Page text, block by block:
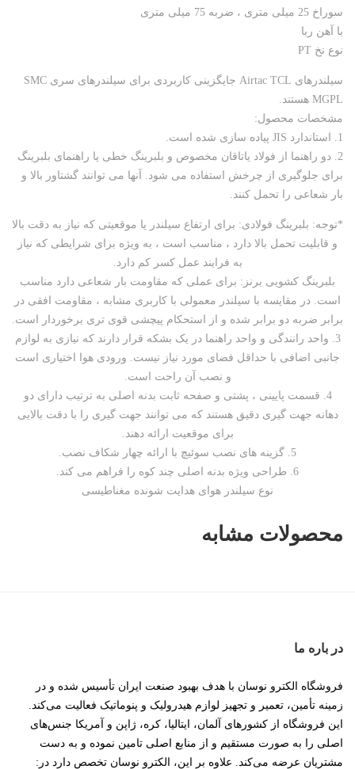
سوراخ 25 میلی متری ، ضربه 75 میلی متری
با آهن ربا
نوع نخ PT
سیلندرهای Airtac TCL جایگزینی کاربردی برای سیلندرهای سری SMC
MGPL هستند.
مشخصات محصول:
1. استاندارد JIS پیاده سازی شده است.
2. دو راهنما از فولاد یاتاقان مخصوص و بلبرینگ خطی یا راهنمای بلبرینگ
برای جلوگیری از چرخش استفاده می شود. آنها می توانند گشتاور بالا و
بار شعاعی را تحمل کنند.
*توجه: بلبرینگ فولادی: برای ارتفاع سیلندر یا موقعیتی که نیاز به دقت بالا
و قابلیت تحمل بالا دارد ، مناسب است ، به ویژه برای شرایطی که نیاز
به فرایند عمل کسر کم دارد.
بلبرینگ کشویی برنز: برای عملی که مقاومت بار شعاعی دارد مناسب
است. در مقایسه با سیلندر معمولی با کاربری مشابه ، مقاومت افقی در
برابر ضربه دو برابر شده و از استحکام پیچشی قوی تری برخوردار است.
3. واحد رانندگی و واحد راهنما در یک بشکه قرار دارند که نیازی به لوازم
جانبی اضافی با حداقل فضای مورد نیاز نیست. ورودی هوا اختیاری است
و نصب آن راحت است.
4. قسمت پایینی ، پشتی و صفحه ثابت بدنه اصلی به ترتیب دارای دو
دهانه جهت گیری دقیق هستند که می توانند جهت گیری را با دقت بالایی
برای موقعیت ارائه دهند.
5. گزینه های نصب سوئیچ با ارائه چهار شکاف نصب.
6. طراحی ویژه بدنه اصلی چند کوه را فراهم می کند.
نوع سیلندر هوای هدایت شونده مغناطیسی‌
محصولات مشابه
در باره ما
فروشگاه الکترو نوسان با هدف بهبود صنعت ایران تأسیس شده و در
زمینه تأمین، تعمیر و تجهیز لوازم هیدرولیک و پنوماتیک فعالیت می‌کند.
این فروشگاه از کشورهای آلمان، ایتالیا، کره، ژاپن و آمریکا جنس‌های
اصلی را به صورت مستقیم و از منابع اصلی تامین نموده و به دست
مشتریان عرضه می‌کند. علاوه بر این، الکترو نوسان تخصص دارد در: